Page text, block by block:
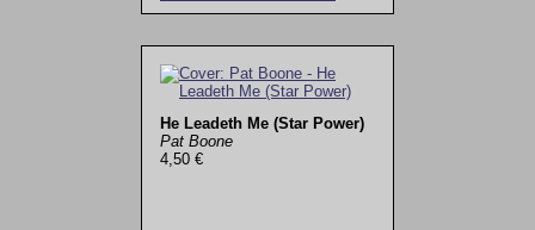
He Leadeth Me (Star Power)
Pat Boone
4,50 €